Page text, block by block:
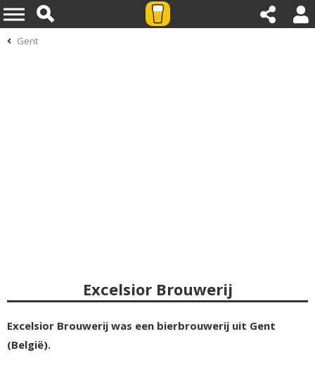
Gent
Excelsior Brouwerij
Excelsior Brouwerij was een bierbrouwerij uit Gent
(België).